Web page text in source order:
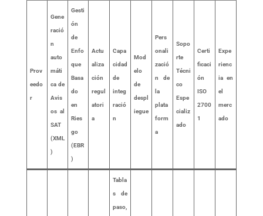
Prov
eedo
r
Gene
ració
n
auto
máti
ca de
Avis
os al
SAT
(XML
)
Gesti
ón
de
Enfo
que
Basa
do
en
Ries
go
(EBR
)
Actu
aliza
ción
regul
atori
a
Capa
cidad
de
integ
ració
n
Mod
elo
de
despl
iegue
Pers
onali
zació
n de
la
plata
form
a
Sopo
rte
Técni
co
Espe
cializ
ado
Certi
ficaci
ón
ISO
2700
1
Expe
rienc
ia en
el
merc
ado
Tabla
s de
paso,